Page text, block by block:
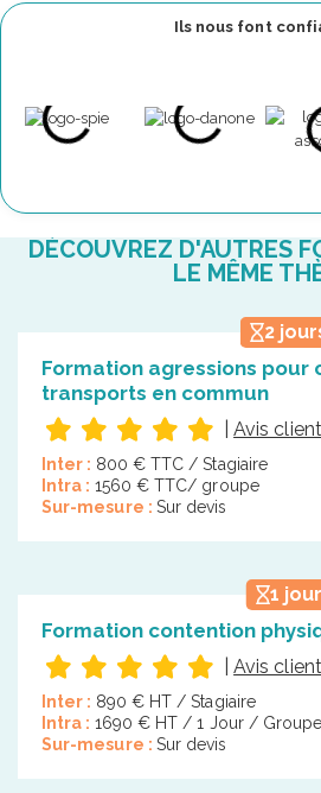
Ils nous font
DÉCOUVREZ D'AUTRES
LE MÊME
2
Formation agressions pour
transports en commun
Avis
Inter : 800 € TTC / Stagiaire
Intra : 1560 € TTC/ groupe
Sur-mesure : Sur devis
1 jour
Formation contention
Avis
Inter : 890 € HT / Stagiaire
Intra : 1690 € HT / 1 Jour / Groupe
Sur-mesure : Sur devis